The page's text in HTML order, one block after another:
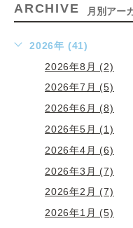
ARCHIVE 月別アー
2026年 (41)
2026年8月 (2)
2026年7月 (5)
2026年6月 (8)
2026年5月 (1)
2026年4月 (6)
2026年3月 (7)
2026年2月 (7)
2026年1月 (5)